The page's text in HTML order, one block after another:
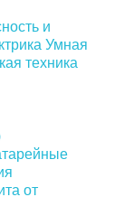
и
Умная
техника
от